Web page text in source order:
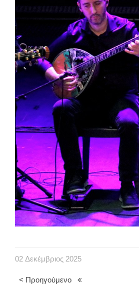
02 Δεκέμβριος 2025
< Προηγούμενο